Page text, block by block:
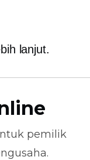
lanjut.
pemilik